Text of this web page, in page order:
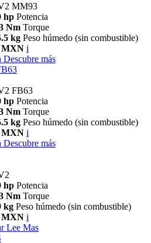
MM93
hp Potencia
Nm Torque
kg Peso húmedo (sin combustible)
MXN i
Descubre más
FB63
hp Potencia
Nm Torque
kg Peso húmedo (sin combustible)
MXN i
Descubre más
hp Potencia
Nm Torque
kg Peso húmedo (sin combustible)
MXN i
Lee Mas